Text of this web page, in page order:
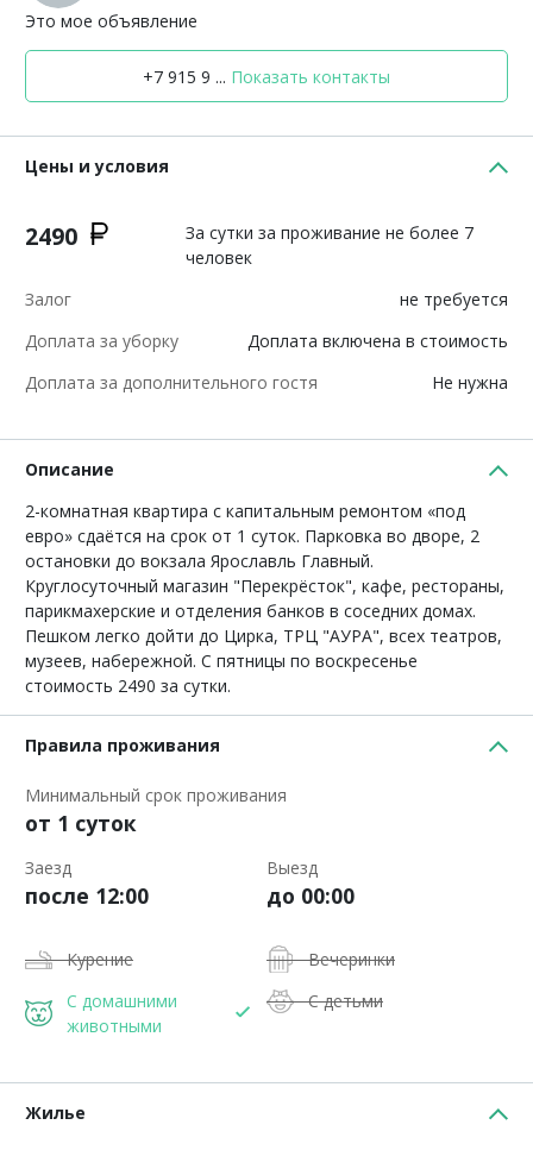
Это мое объявление
+7 915 9 ... Показать контакты
Цены и условия
2490
За сутки за проживание не более 7
человек
Залог
не требуется
Доплата за уборку
Доплата включена в стоимость
Доплата за дополнительного гостя
Не нужна
Описание
2-комнатная квартира с капитальным ремонтом «под
евро» сдаётся на срок от 1 суток. Парковка во дворе, 2
остановки до вокзала Ярославль Главный.
Круглосуточный магазин "Перекрёсток", кафе, рестораны,
парикмахерские и отделения банков в соседних домах.
Пешком легко дойти до Цирка, ТРЦ "АУРА", всех театров,
музеев, набережной. С пятницы по воскресенье
стоимость 2490 за сутки.
Правила проживания
Минимальный срок проживания
от 1 суток
Заезд
после 12:00
Выезд
до 00:00
Курение
Вечеринки
С домашними
животными
С детьми
Жилье